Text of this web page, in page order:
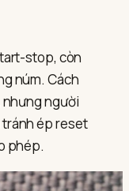
stop, còn
núm. Cách
nhưng người
tránh ép reset
phép.